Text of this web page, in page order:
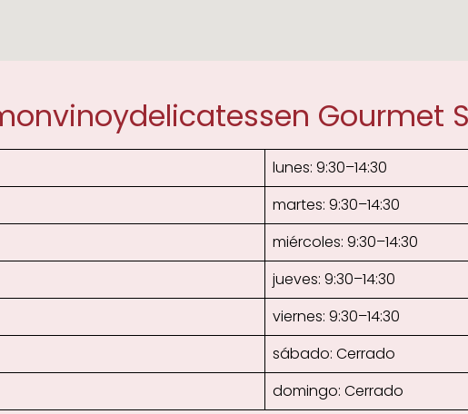
Gourmet
lunes: 9:30–14:30
martes: 9:30–14:30
miércoles: 9:30–14:30
jueves: 9:30–14:30
viernes: 9:30–14:30
sábado: Cerrado
domingo: Cerrado